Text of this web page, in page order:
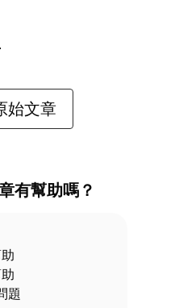
始文章
有幫助嗎？
題